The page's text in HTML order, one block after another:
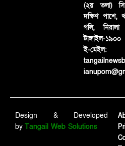
(২য় তলা)
দক্ষিণ পাশে,
গলি,
টাঙ্গাইল-১৯০০
ই-মেইল:
Design & Developed
by Tangail Web Solutions